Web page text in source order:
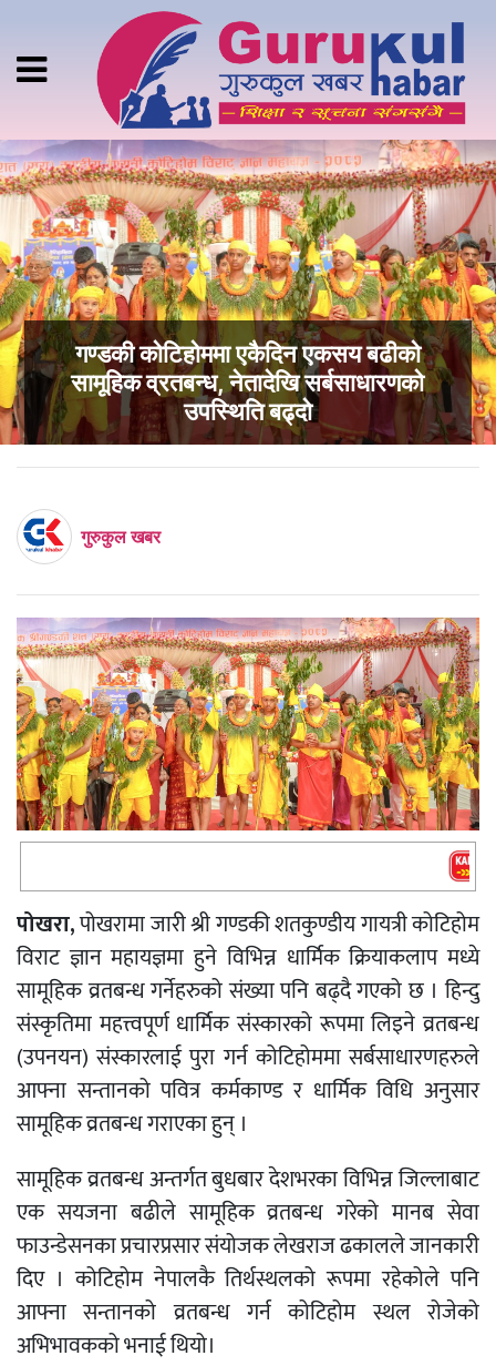
गण्डकी कोटिहोममा एकैदिन एकसय बढीको
सामूहिक व्रतबन्ध, नेतादेखि सर्बसाधारणको
उपस्थिति बढ्दो
गुरुकुल खबर
पोखरा,पोखरामा जारी श्री गण्डकी शतकुण्डीय गायत्री कोटिहोम
विराट ज्ञान महायज्ञमा हुने विभिन्न धार्मिक क्रियाकलाप मध्ये
सामूहिक व्रतबन्ध गर्नेहरुको संख्या पनि बढ्दै गएको छ । हिन्दु
संस्कृतिमा महत्त्वपूर्ण धार्मिक संस्कारको रूपमा लिइने व्रतबन्ध
(उपनयन) संस्कारलाई पुरा गर्न कोटिहोममा सर्बसाधारणहरुले
आफ्ना सन्तानको पवित्र कर्मकाण्ड र धार्मिक विधि अनुसार
सामूहिक व्रतबन्ध गराएका हुन् ।
सामूहिक व्रतबन्ध अन्तर्गत बुधबार देशभरका विभिन्न जिल्लाबाट
एक सयजना बढीले सामूहिक व्रतबन्ध गरेको मानब सेवा
फाउन्डेसनका प्रचारप्रसार संयोजक लेखराज ढकालले जानकारी
दिए । कोटिहोम नेपालकै तिर्थस्थलको रूपमा रहेकोले पनि
आफ्ना सन्तानको व्रतबन्ध गर्न कोटिहोम स्थल रोजेको
अभिभावकको भनाई थियो।